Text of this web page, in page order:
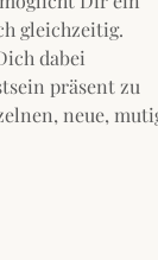
gleichzeitig.
dabei
präsent zu
neue,